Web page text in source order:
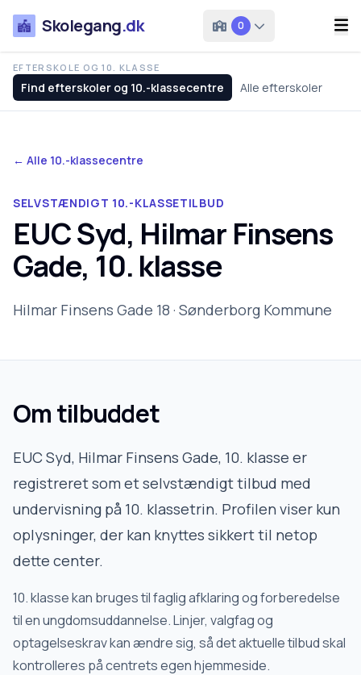
Skolegang.dk 0
EFTERSKOLE OG 10. KLASSE
Find efterskoler og 10.-klassecentre Alle efterskoler
← Alle 10.-klassecentre
SELVSTÆNDIGT 10.-KLASSETILBUD
EUC Syd, Hilmar Finsens
Gade, 10. klasse
Hilmar Finsens Gade 18 · Sønderborg Kommune
Om tilbuddet
EUC Syd, Hilmar Finsens Gade, 10. klasse er
registreret som et selvstændigt tilbud med
undervisning på 10. klassetrin. Profilen viser kun
oplysninger, der kan knyttes sikkert til netop
dette center.
10. klasse kan bruges til faglig afklaring og forberedelse
til en ungdomsuddannelse. Linjer, valgfag og
optagelseskrav kan ændre sig, så det aktuelle tilbud skal
kontrolleres på centrets egen hjemmeside.